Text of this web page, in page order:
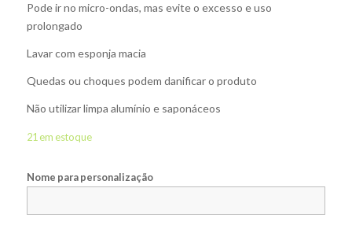
Pode ir no micro-ondas, mas evite o excesso e uso
prolongado
Lavar com esponja macia
Quedas ou choques podem danificar o produto
Não utilizar limpa alumínio e saponáceos
21 em estoque
Nome para personalização